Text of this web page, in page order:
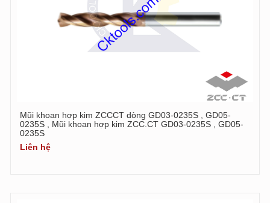
Mũi khoan hợp kim ZCCCT dòng GD03-0235S , GD05-
0235S , Mũi khoan hợp kim ZCC.CT GD03-0235S , GD05-
0235S
Liên hệ